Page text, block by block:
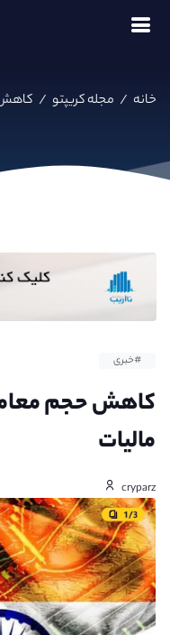
خانه / مجله کریپتو / کاهش
#خبری
کاهش حجم
مالیات
cryparz